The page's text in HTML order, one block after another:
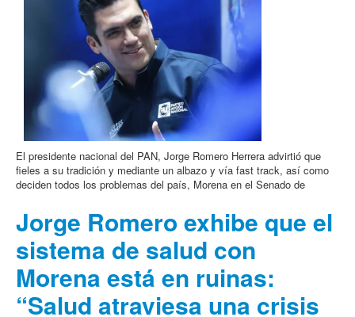
El presidente nacional del PAN, Jorge Romero Herrera advirtió que
fieles a su tradición y mediante un albazo y vía fast track, así como
deciden todos los problemas del país, Morena en el Senado de
Jorge Romero exhibe que el
sistema de salud con
Morena está en ruinas:
“Salud atraviesa una crisis